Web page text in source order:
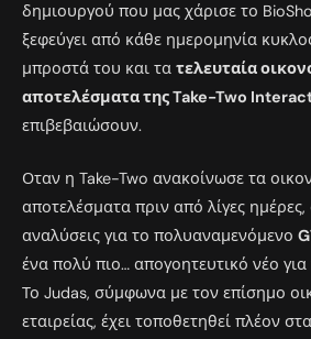
δημιουργού που μας χάρισε το
ξεφεύγει από κάθε ημερομηνία
μπροστά του και τα τελευταία
αποτελέσματα της Take-Two
επιβεβαιώσουν.
Οταν η Take-Two ανακοίνωσε τα
αποτελέσματα πριν από λίγες
αναλύσεις για το πολυαναμενόμενο
ένα πολύ πιο… απογοητευτικό νέο
Το Judas, σύμφωνα με τον επίσημο
εταιρείας, έχει τοποθετηθεί πλέον στα